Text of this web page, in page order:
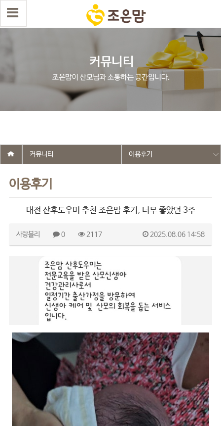
select wr_id, wr_subject from g5_write_m05_04 where wr_is_comment
= 0 and wr_datetime <= '2025-08-06 14:58:48' and wr_id <> '2602'
order by wr_datetime desc limit 1 asdasf
이용후기
커뮤니티 이용후기
대전 산후도우미 추천 조은맘 후기, 너무 좋았던 3주
사랑블리 0 2117 2025.08.06 14:58